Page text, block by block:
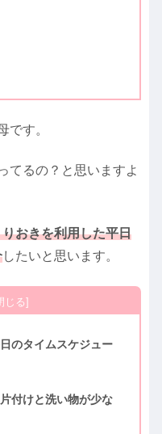
です。
てるの？と思いますよ
おきを利用した平日
したいと思います。
のタイムスケジュー
付けと洗い物が少な